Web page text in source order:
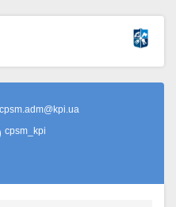
cpsm.adm@kpi.ua
cpsm_kpi